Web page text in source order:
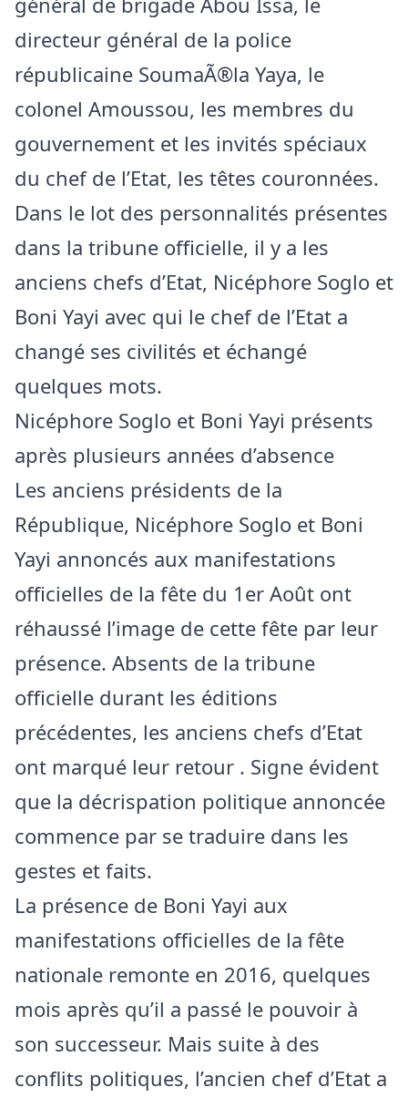
directeur général de la police
républicaine SoumaÃ®la Yaya, le
colonel Amoussou, les membres du
gouvernement et les invités spéciaux
du chef de l’Etat, les têtes couronnées.
Dans le lot des personnalités présentes
dans la tribune officielle, il y a les
anciens chefs d’Etat, Nicéphore Soglo et
Boni Yayi avec qui le chef de l’Etat a
changé ses civilités et échangé
quelques mots.
Nicéphore Soglo et Boni Yayi présents
après plusieurs années d’absence
Les anciens présidents de la
République, Nicéphore Soglo et Boni
Yayi annoncés aux manifestations
officielles de la fête du 1er Août ont
réhaussé l’image de cette fête par leur
présence. Absents de la tribune
officielle durant les éditions
précédentes, les anciens chefs d’Etat
ont marqué leur retour . Signe évident
que la décrispation politique annoncée
commence par se traduire dans les
gestes et faits.
La présence de Boni Yayi aux
manifestations officielles de la fête
nationale remonte en 2016, quelques
mois après qu’il a passé le pouvoir à
son successeur. Mais suite à des
conflits politiques, l’ancien chef d’Etat a